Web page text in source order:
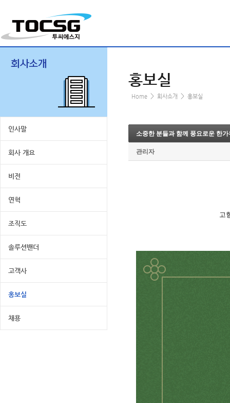
인사말
회사 개요
비전
연혁
조직도
솔루션밴더
고객사
홍보실
채용
홍보실
Home > 회사소개 > 홍보실
소중한 분들과 함께 풍요로운 한
관리자
고